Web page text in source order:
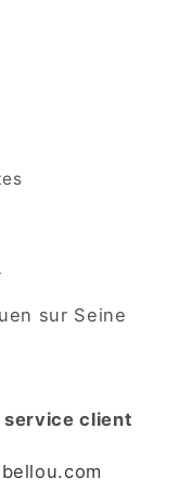
sur Seine
service client